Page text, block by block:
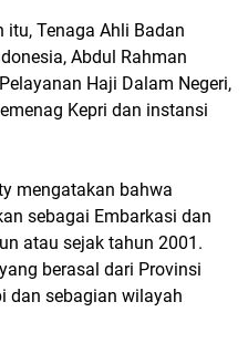
Tenaga Ahli Badan
Abdul Rahman
Haji Dalam Negeri,
Kepri dan instansi
mengatakan bahwa
sebagai Embarkasi dan
atau sejak tahun 2001.
berasal dari Provinsi
dan sebagian wilayah